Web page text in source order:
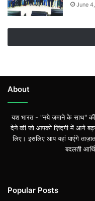
June
About
यश भारत - "नये ज़माने के साथ"
देने की जो आपको ज़िंदगी में आगे
लिए। इसलिए आप यहां पाएंगे
बदलती
Popular Posts